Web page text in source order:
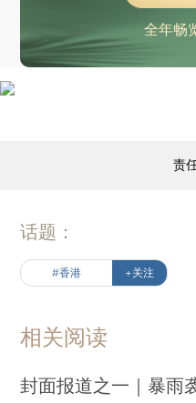
全年畅
责
话题：
#香港 +关注
相关阅读
封面报道之一｜暴雨